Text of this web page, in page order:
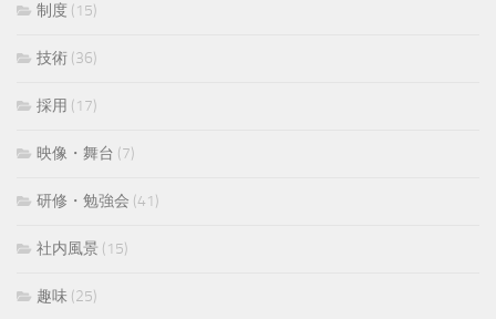
制度 (15)
技術 (36)
採用 (17)
映像・舞台 (7)
研修・勉強会 (41)
社内風景 (15)
趣味 (25)